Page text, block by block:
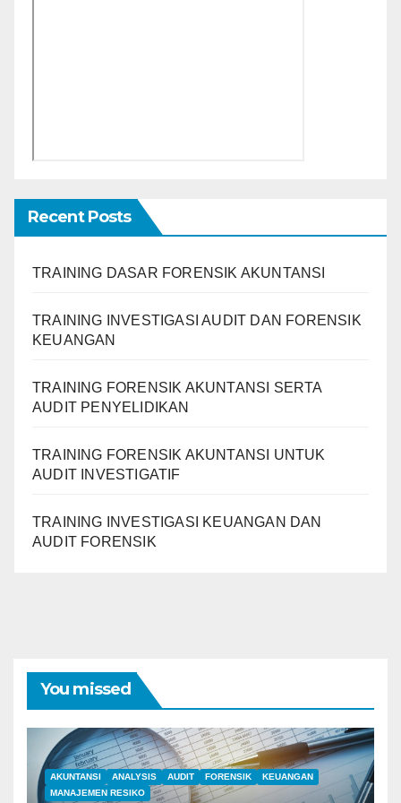
Recent Posts
TRAINING DASAR FORENSIK AKUNTANSI
TRAINING INVESTIGASI AUDIT DAN FORENSIK
KEUANGAN
TRAINING FORENSIK AKUNTANSI SERTA
AUDIT PENYELIDIKAN
TRAINING FORENSIK AKUNTANSI UNTUK
AUDIT INVESTIGATIF
TRAINING INVESTIGASI KEUANGAN DAN
AUDIT FORENSIK
You missed
AKUNTANSI ANALYSIS AUDIT FORENSIK
KEUANGAN
MANAJEMEN RESIKO